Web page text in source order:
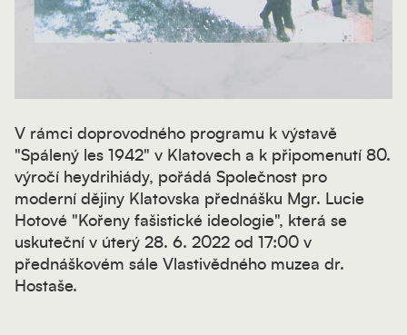
V rámci doprovodného programu k výstavě
"Spálený les 1942" v Klatovech a k připomenutí 80.
výročí heydrihiády, pořádá Společnost pro
moderní dějiny Klatovska přednášku Mgr. Lucie
Hotové "Kořeny fašistické ideologie", která se
uskuteční v úterý 28. 6. 2022 od 17:00 v
přednáškovém sále Vlastivědného muzea dr.
Hostaše.